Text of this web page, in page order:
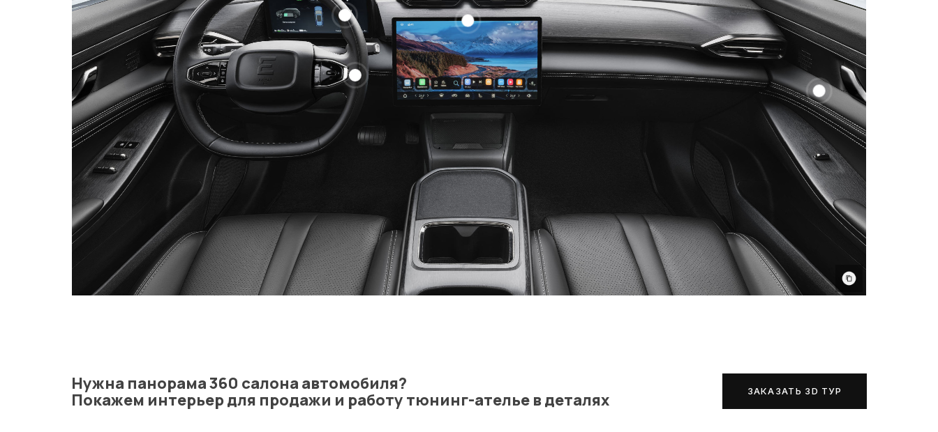
Нужна панорама 360 салона автомобиля?
Покажем интерьер для продажи и работу тюнинг-ателье в деталях
ЗАКАЗАТЬ 3D ТУР